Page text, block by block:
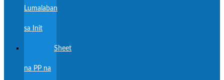
Lumalaban
sa Init
Sheet
na PP na